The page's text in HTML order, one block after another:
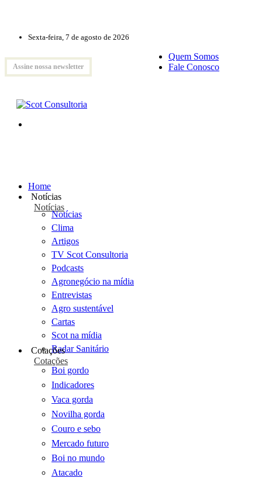
Sexta-feira, 7 de agosto de 2026
Assine nossa newsletter
Quem Somos
Fale Conosco
Home
Notícias
Notícias
Notícias
Clima
Artigos
TV Scot Consultoria
Podcasts
Agronegócio na mídia
Entrevistas
Agro sustentável
Cartas
Scot na mídia
Radar Sanitário
Cotações
Cotações
Boi gordo
Indicadores
Vaca gorda
Novilha gorda
Couro e sebo
Mercado futuro
Boi no mundo
Atacado